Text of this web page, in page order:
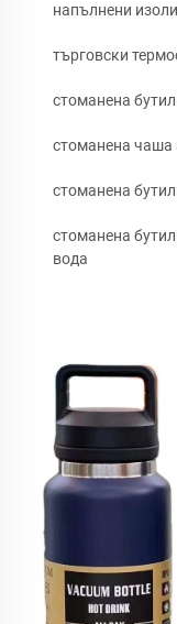
напълнени
търговски
стоманена
стоманена чаша
стоманена
стоманена
вода